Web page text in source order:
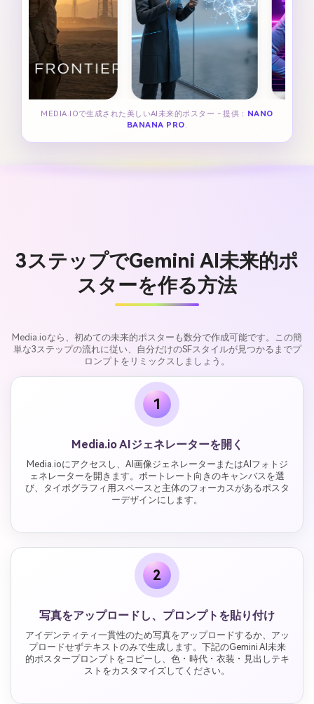
MEDIA.IOで生成された美しいAI未来的ポスター - 提供：
NANO
BANANA PRO.
3ステップでGemini AI未来的ポ
スターを作る方法
Media.ioなら、初めての未来的ポスターも数分で作成可能です。この簡
単な3ステップの流れに従い、自分だけのSFスタイルが見つかるまでプ
ロンプトをリミックスしましょう。
1
Media.io AIジェネレーターを開く
Media.ioにアクセスし、AI画像ジェネレーターまたはAIフォトジ
ェネレーターを開きます。ポートレート向きのキャンバスを選
び、タイポグラフィ用スペースと主体のフォーカスがあるポスタ
ーデザインにします。
2
写真をアップロードし、プロンプトを貼り付け
アイデンティティ一貫性のため写真をアップロードするか、アッ
プロードせずテキストのみで生成します。下記のGemini AI未来
的ポスタープロンプトをコピーし、色・時代・衣装・見出しテキ
ストをカスタマイズしてください。